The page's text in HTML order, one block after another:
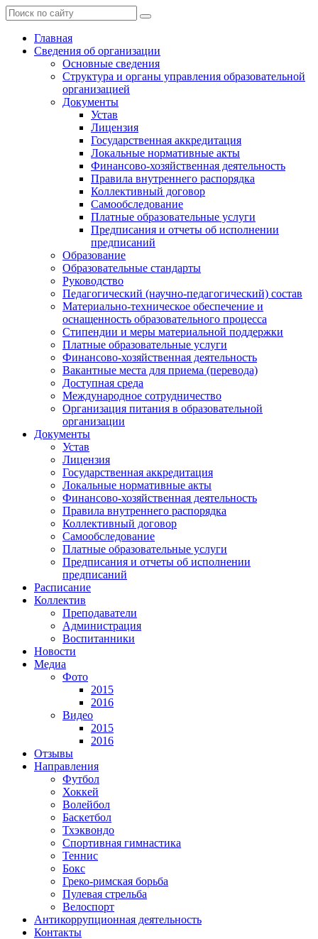
Главная
Сведения об организации
Основные сведения
Структура и органы управления образовательной
организацией
Документы
Устав
Лицензия
Государственная аккредитация
Локальные нормативные акты
Финансово-хозяйственная деятельность
Правила внутреннего распорядка
Коллективный договор
Самообследование
Платные образовательные услуги
Предписания и отчеты об исполнении
предписаний
Образование
Образовательные стандарты
Руководство
Педагогический (научно-педагогический) состав
Материально-техническое обеспечение и
оснащенность образовательного процесса
Стипендии и меры материальной поддержки
Платные образовательные услуги
Финансово-хозяйственная деятельность
Вакантные места для приема (перевода)
Доступная среда
Международное сотрудничество
Организация питания в образовательной
организации
Документы
Устав
Лицензия
Государственная аккредитация
Локальные нормативные акты
Финансово-хозяйственная деятельность
Правила внутреннего распорядка
Коллективный договор
Самообследование
Платные образовательные услуги
Предписания и отчеты об исполнении
предписаний
Расписание
Коллектив
Преподаватели
Администрация
Воспитанники
Новости
Медиа
Фото
2015
2016
Видео
2015
2016
Отзывы
Направления
Футбол
Хоккей
Волейбол
Баскетбол
Тхэквондо
Спортивная гимнастика
Теннис
Бокс
Греко-римская борьба
Пулевая стрельба
Велоспорт
Антикоррупционная деятельность
Контакты